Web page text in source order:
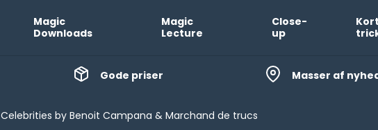
Magic
Downloads
Magic
Lecture
Close-
up
Gode priser Masser af
Celebrities by Benoit Campana & Marchand de trucs